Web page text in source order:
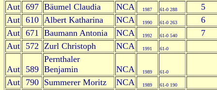
Aut
697 Bäumel Claudia NCA 1987 61-0 288
5
Aut
610 Albert Katharina NCA 1990 61-0 263
6
Aut
671 Baumann Antonia NCA 1992 61-0 540
7
Aut
572 Zurl Christoph NCA 1991 61-0
Aut 589
Pernthaler
Benjamin
NCA 1989 61-0
Aut 790 Summerer Moritz NCA 1989 61-0 190